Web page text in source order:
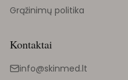
Grąžinimų politika
Kontaktai
info@skinmed.lt